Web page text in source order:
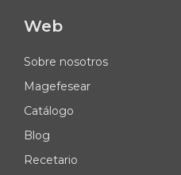
Web
Sobre nosotros
Magefesear
Catálogo
Blog
Recetario